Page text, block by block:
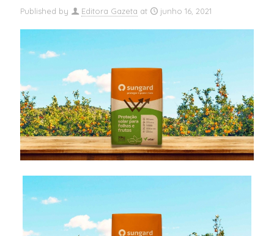
Published by Editora Gazeta at junho 16, 2021